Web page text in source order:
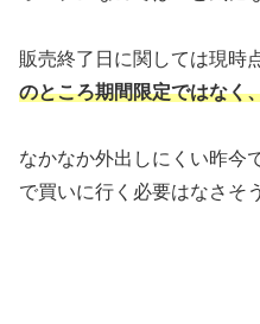
販売終了日に関しては現時
のところ期間限定ではなく
なかなか外出しにくい昨今
で買いに行く必要はなさそ